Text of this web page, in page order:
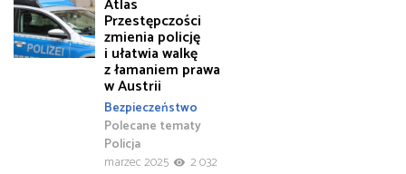
Przestępczości
zmienia policję
i ułatwia walkę
z łamaniem prawa
w Austrii
Bezpieczeństwo
Polecane tematy
Policja
marzec 2025
2 032